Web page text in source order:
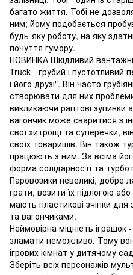
багато життя. Тобі не
ним; йому подобається
будь-яку роботу, на яку
почуття гумору.
НОВИНКА Шкідливий
Truck - грубий і пустотливий
і його друзі". Він часто
створювати для них
викликаючи раптові зупинки
вагончик може сваритися з
свої хитрощі та суперечки,
своїх товаришів. Він також
працюють з ним. За всіма
форма солідарності та
Паровозики невеликі, добре
грати, возити їх підлогою
мають пластикові зчіпки
та вагончиками.
Неймовірна міцність
зламати неможливо. Тому
ігрових кімнат у дитячому
Зберіть всіх персонажів